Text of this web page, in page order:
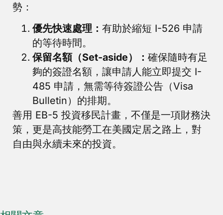
勢：
優先快速處理： 有助於縮短 I-526 申請
的等待時間。
保留名額（Set-aside）： 確保隨時有足
夠的簽證名額，讓申請人能立即提交 I-
485 申請，無需等待簽證公告（Visa
Bulletin）的排期。
善用 EB-5 投資移民計畫，不僅是一項財務決
策，更是高技能勞工在美國定居之路上，對
自由與永續未來的投資。